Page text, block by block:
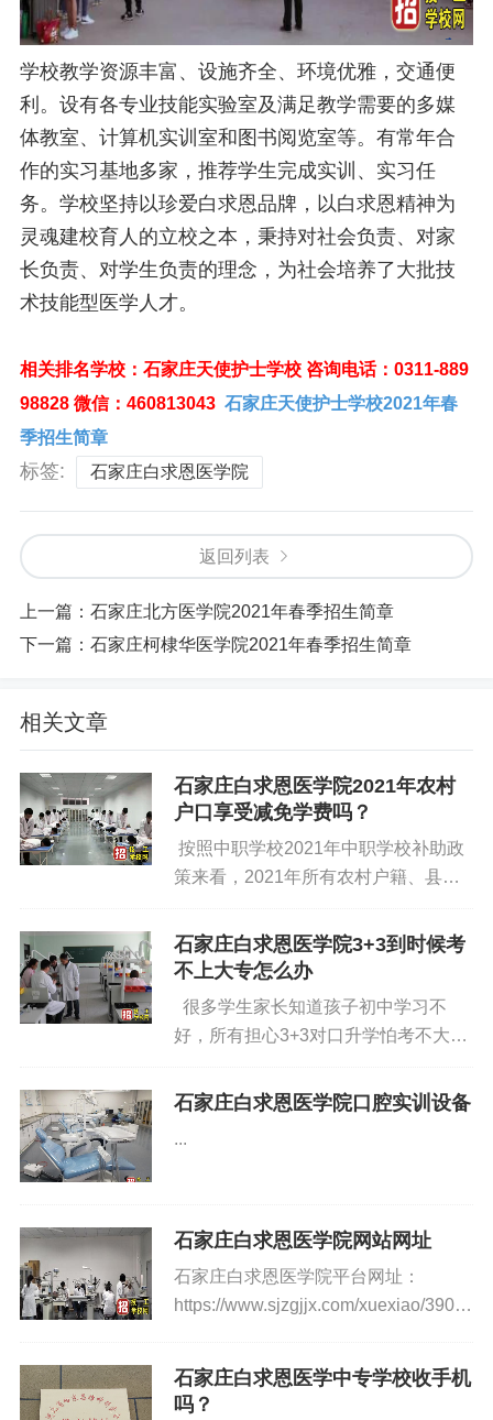
学校教学资源丰富、设施齐全、环境优雅，交通便
利。设有各专业技能实验室及满足教学需要的多媒
体教室、计算机实训室和图书阅览室等。有常年合
作的实习基地多家，推荐学生完成实训、实习任
务。学校坚持以珍爱白求恩品牌，以白求恩精神为
灵魂建校育人的立校之本，秉持对社会负责、对家
长负责、对学生负责的理念，为社会培养了大批技
术技能型医学人才。
相关排名学校：石家庄天使护士学校 咨询电话：0311-889
98828 微信：460813043 石家庄天使护士学校2021年春
季招生简章
标签: 石家庄白求恩医学院
返回列表
上一篇： 石家庄北方医学院2021年春季招生简章
下一篇： 石家庄柯棣华医学院2021年春季招生简章
相关文章
石家庄白求恩医学院2021年农村
户口享受减免学费吗？
按照中职学校2021年中职学校补助政
策来看，2021年所有农村户籍、县镇
可享受免学费政策。根据国家和省的规
定，石家庄白求恩医学院在校学生可享
元。 属于国家规定的680个贫困县
（我省22个县)的农村学生均可享受助
生在扣除贫困县学生后，按在校生的
石家庄白求恩医学院3+3到时候考
不上大专怎么办
很多学生家长知道孩子初中学习不
好，所有担心3+3对口升学怕考不大
不上大专怎么办？ 首先、说孩子
课程比较抽象化对于孩子更难介入，就
普通专业。所有走中专升大专的途径要
正规流程容易。 其次、中专学的
石家庄白求恩医学院口腔实训设备
...
石家庄白求恩医学院网站网址
石家庄白求恩医学院平台网址：
https://www.sjzgjjx.com/xuexiao/390.html
重视学生就业工作，坚持以就业和社会
石家庄白求恩医学中专学校收手机
吗？